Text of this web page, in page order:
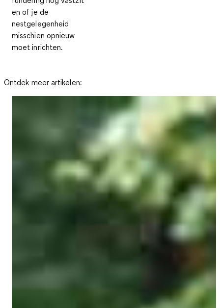
en of je de
nestgelegenheid
misschien opnieuw
moet inrichten.
Ontdek meer artikelen: